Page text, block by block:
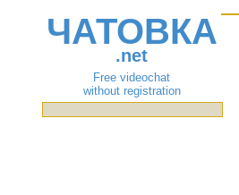
ЧАТОВКА
.net
Free videochat
without registration